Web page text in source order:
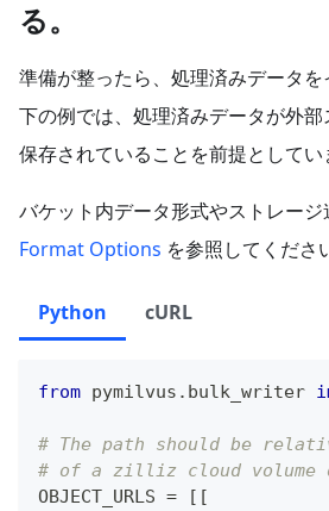
る。
準備が整ったら、処理済みデータ
下の例では、処理済みデータが外
保存されていることを前提としてい
バケット内データ形式やストレージ
Format Options を参照してくださ
Python cURL
from pymilvus . bulk_writer
# The path should be
# of a zilliz cloud volume
OBJECT_URLS = [ [